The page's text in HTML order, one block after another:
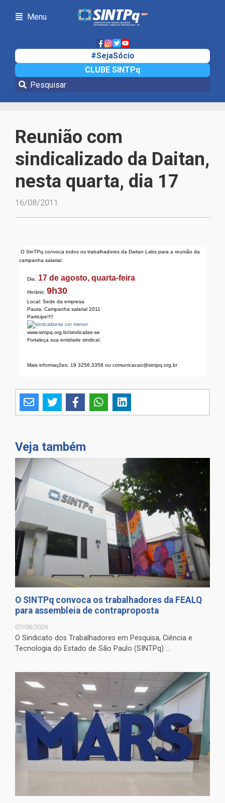
Menu
#SejaSócio
CLUBE SINTPq
Notícias
Reunião com
sindicalizado da Daitan,
nesta quarta, dia 17
16/08/2011
O SinTPq convoca todos os trabalhadores da Daitan Labs para a reunião da
campanha salarial.
Dia: 17 de agosto, quarta-feira
Horário: 9h30
Local: Sede da empresa
Pauta: Campanha salarial 2011
Participe!!!!
www.sintpq.org.br/sindicalize-se
Fortaleça sua entidade sindical.
Mais informações: 19 3256.3358 ou comunicacao@sintpq.org.br
Veja também
O SINTPq convoca os trabalhadores da FEALQ
para assembleia de contraproposta
07/08/2026
O Sindicato dos Trabalhadores em Pesquisa, Ciência e
Tecnologia do Estado de São Paulo (SINTPq) ...